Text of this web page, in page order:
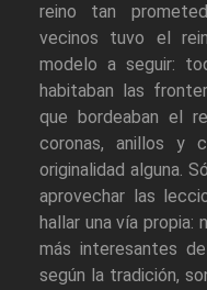
reino tan
vecinos tuvo el
modelo a seguir:
habitaban las
que bordeaban el
coronas, anillos y
originalidad alguna.
aprovechar las
hallar una vía propia:
más interesantes
según la tradición,